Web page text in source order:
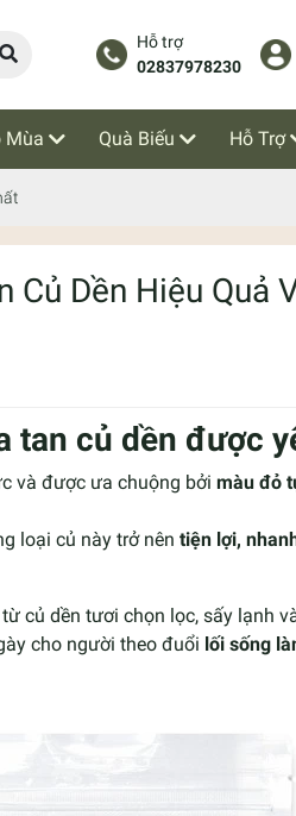
Hỗ trợ
02837978230
Mùa Quà Biếu Hỗ Trợ
Củ Dền Hiệu Quả
tan củ dền được
và được ưa chuộng bởi màu đỏ
loại củ này trở nên tiện lợi,
củ dền tươi chọn lọc, sấy lạnh
cho người theo đuổi lối sống